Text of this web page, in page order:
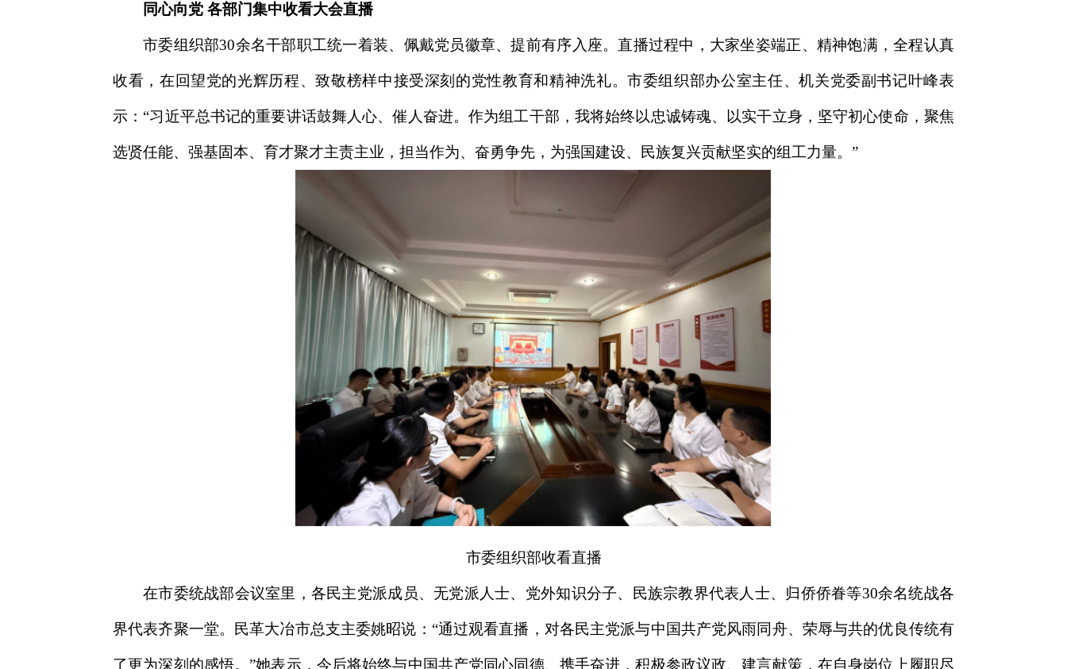
同心向党 各部门集中收看大会直播
市委组织部30余名干部职工统一着装、佩戴党员徽章、提前有序入座。直播过程中，大家坐姿端正、精神饱满，全程认真
收看，在回望党的光辉历程、致敬榜样中接受深刻的党性教育和精神洗礼。市委组织部办公室主任、机关党委副书记叶峰表
示：“习近平总书记的重要讲话鼓舞人心、催人奋进。作为组工干部，我将始终以忠诚铸魂、以实干立身，坚守初心使命，聚焦
选贤任能、强基固本、育才聚才主责主业，担当作为、奋勇争先，为强国建设、民族复兴贡献坚实的组工力量。”
市委组织部收看直播
在市委统战部会议室里，各民主党派成员、无党派人士、党外知识分子、民族宗教界代表人士、归侨侨眷等30余名统战各
界代表齐聚一堂。民革大冶市总支主委姚昭说：“通过观看直播，对各民主党派与中国共产党风雨同舟、荣辱与共的优良传统有
了更为深刻的感悟。”她表示，今后将始终与中国共产党同心同德、携手奋进，积极参政议政、建言献策，在自身岗位上履职尽